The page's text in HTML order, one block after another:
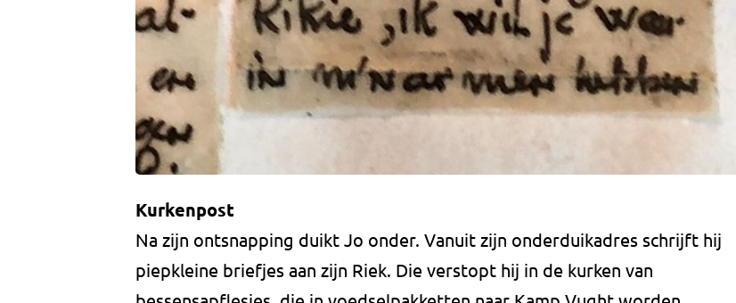
Kurkenpost
Na zijn ontsnapping duikt Jo onder. Vanuit zijn onderduikadres schrijft hij
piepkleine briefjes aan zijn Riek. Die verstopt hij in de kurken van